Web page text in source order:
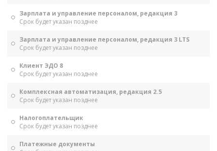
Зарплата и управление персоналом, редакция 3
Срок будет указан позднее
Зарплата и управление персоналом, редакция 3 LTS
Срок будет указан позднее
Клиент ЭДО 8
Срок будет указан позднее
Комплексная автоматизация, редакция 2.5
Срок будет указан позднее
Налогоплательщик
Срок будет указан позднее
Платежные документы